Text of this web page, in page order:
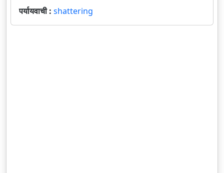
पर्यायवाची : shattering